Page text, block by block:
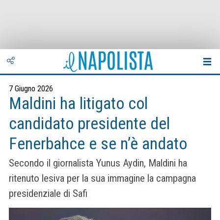
7 Giugno 2026
Maldini ha litigato col
candidato presidente del
Fenerbahce e se n’è andato
Secondo il giornalista Yunus Aydin, Maldini ha
ritenuto lesiva per la sua immagine la campagna
presidenziale di Safi